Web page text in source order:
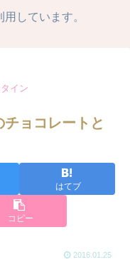
しています。
イン
ョコレートと
はてブ
コピー
2016.01.25